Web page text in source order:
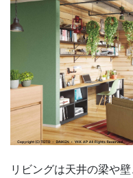
リビングは天井の梁や